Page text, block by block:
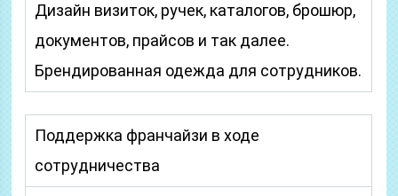
Дизайн визиток, ручек, каталогов, брошюр,
документов, прайсов и так далее.
Брендированная одежда для сотрудников.
Поддержка франчайзи в ходе
сотрудничества